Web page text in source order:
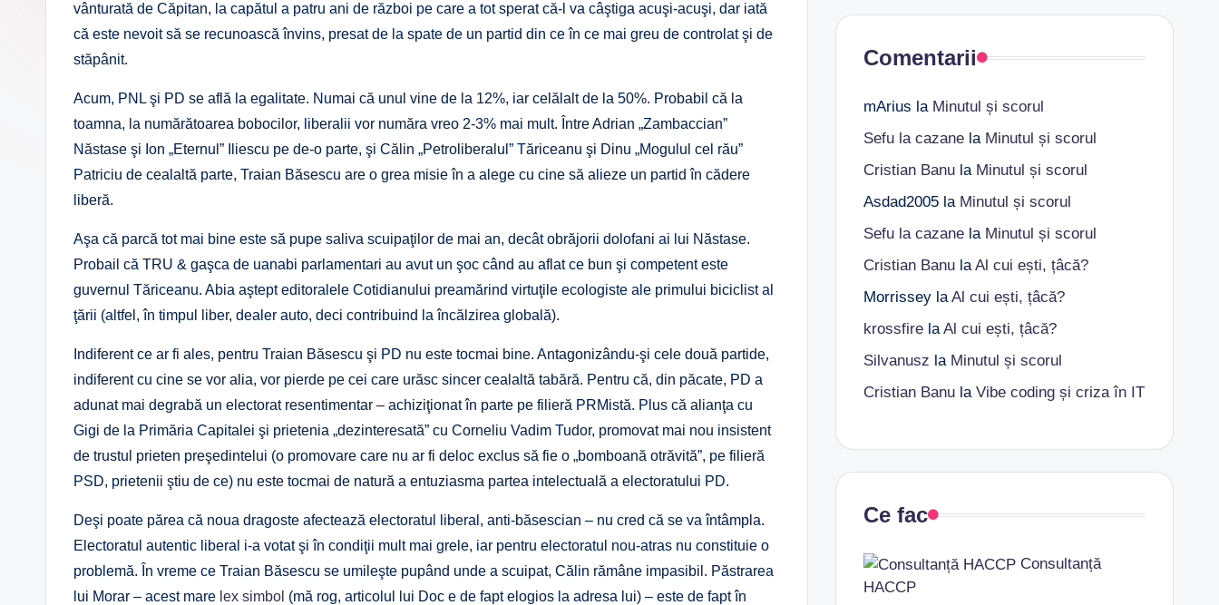
vânturată de Căpitan, la capătul a patru ani de război pe care a tot sperat că-l va câştiga acuşi-acuşi, dar iată
că este nevoit să se recunoască învins, presat de la spate de un partid din ce în ce mai greu de controlat şi de
stăpânit.
Acum, PNL şi PD se află la egalitate. Numai că unul vine de la 12%, iar celălalt de la 50%. Probabil că la
toamna, la numărătoarea bobocilor, liberalii vor număra vreo 2-3% mai mult. Între Adrian „Zambaccian”
Năstase şi Ion „Eternul” Iliescu pe de-o parte, şi Călin „Petroliberalul” Tăriceanu şi Dinu „Mogulul cel rău”
Patriciu de cealaltă parte, Traian Băsescu are o grea misie în a alege cu cine să alieze un partid în cădere
liberă.
Aşa că parcă tot mai bine este să pupe saliva scuipaţilor de mai an, decât obrăjorii dolofani ai lui Năstase.
Probail că TRU & gaşca de uanabi parlamentari au avut un şoc când au aflat ce bun şi competent este
guvernul Tăriceanu. Abia aştept editoralele Cotidianului preamărind virtuţile ecologiste ale primului biciclist al
ţării (altfel, în timpul liber, dealer auto, deci contribuind la încălzirea globală).
Indiferent ce ar fi ales, pentru Traian Băsescu şi PD nu este tocmai bine. Antagonizându-şi cele două partide,
indiferent cu cine se vor alia, vor pierde pe cei care urăsc sincer cealaltă tabără. Pentru că, din păcate, PD a
adunat mai degrabă un electorat resentimentar – achiziţionat în parte pe filieră PRMistă. Plus că alianţa cu
Gigi de la Primăria Capitalei şi prietenia „dezinteresată” cu Corneliu Vadim Tudor, promovat mai nou insistent
de trustul prieten preşedintelui (o promovare care nu ar fi deloc exclus să fie o „bomboană otrăvită”, pe filieră
PSD, prietenii ştiu de ce) nu este tocmai de natură a entuziasma partea intelectuală a electoratului PD.
Deşi poate părea că noua dragoste afectează electoratul liberal, anti-băsescian – nu cred că se va întâmpla.
Electoratul autentic liberal i-a votat şi în condiţii mult mai grele, iar pentru electoratul nou-atras nu constituie o
problemă. În vreme ce Traian Băsescu se umileşte pupând unde a scuipat, Călin rămâne impasibil. Păstrarea
lui Morar – acest mare lex simbol (mă rog, articolul lui Doc e de fapt elogios la adresa lui) – este de fapt în
Comentarii
mArius la Minutul și scorul
Sefu la cazanela Minutul și scorul
Cristian Banula Minutul și scorul
Asdad2005la Minutul și scorul
Sefu la cazanela Minutul și scorul
Cristian BanulaAl cui ești, țâcă?
MorrisseylaAl cui ești, țâcă?
krossfirelaAl cui ești, țâcă?
Silvanusz la Minutul și scorul
Cristian Banula Vibe coding și criza în IT
Ce fac
Consultanță
HACCP